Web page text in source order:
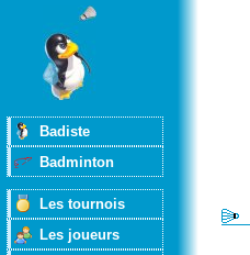
Badiste
Badminton
Les tournois
Les joueurs